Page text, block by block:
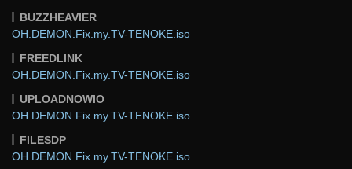
BUZZHEAVIER
OH.DEMON.Fix.my.TV-TENOKE.iso
FREEDLINK
OH.DEMON.Fix.my.TV-TENOKE.iso
UPLOADNOWIO
OH.DEMON.Fix.my.TV-TENOKE.iso
FILESDP
OH.DEMON.Fix.my.TV-TENOKE.iso